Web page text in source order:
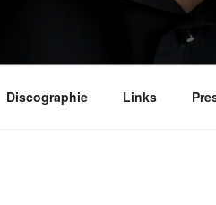
Discographie Links